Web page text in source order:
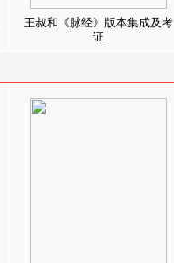
王叔和《脉经》版本集成及考
证